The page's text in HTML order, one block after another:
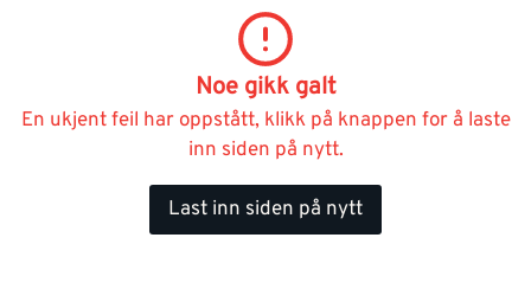
Noe gikk galt
En ukjent feil har oppstått, klikk på knappen for å laste
inn siden på nytt.
Last inn siden på nytt